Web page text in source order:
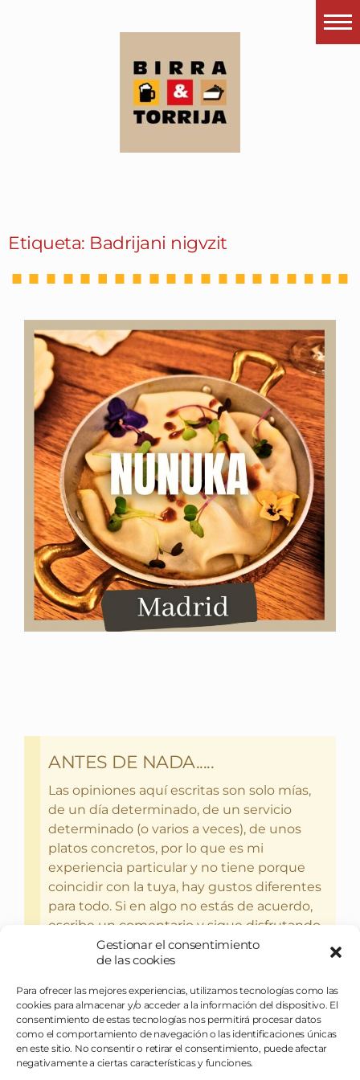
Gestionar el consentimiento
de las cookies
Para ofrecer las mejores experiencias, utilizamos tecnologías como las
cookies para almacenar y/o acceder a la información del dispositivo. El
consentimiento de estas tecnologías nos permitirá procesar datos
como el comportamiento de navegación o las identificaciones únicas
en este sitio. No consentir o retirar el consentimiento, puede afectar
negativamente a ciertas características y funciones.
¿Esto que es pués?
Últimas visitas
Todos los garitos
Etiqueta: Badrijani nigvzit
ANTES DE NADA.....
Las opiniones aquí escritas son solo mías,
de un día determinado, de un servicio
determinado (o varios a veces), de unos
platos concretos, por lo que es mi
experiencia particular y no tiene porque
coincidir con la tuya, hay gustos diferentes
para todo. Si en algo no estás de acuerdo,
escribe un comentario y sigue disfrutando
del bebercio y el glotoneo.